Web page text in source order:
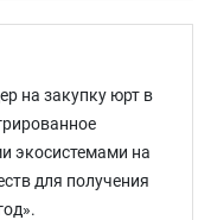
на закупку юрт в
экосистемами на
для получения